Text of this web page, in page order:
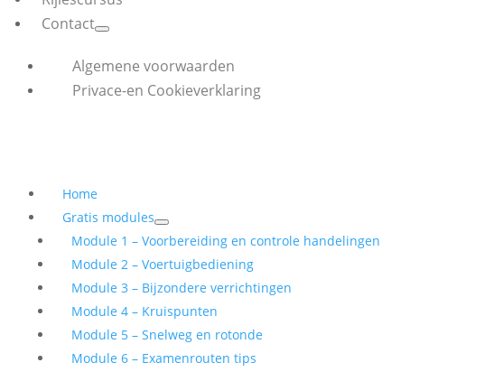
Contact
Algemene voorwaarden
Privace-en Cookieverklaring
Home
Gratis modules
Module 1 – Voorbereiding en controle handelingen
Module 2 – Voertuigbediening
Module 3 – Bijzondere verrichtingen
Module 4 – Kruispunten
Module 5 – Snelweg en rotonde
Module 6 – Examenrouten tips